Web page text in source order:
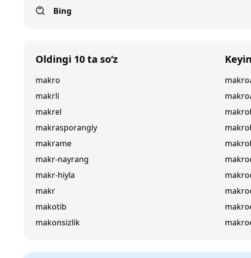
Bing
Oldingi 10 ta so‘z
makro
makrli
makrel
makrasporangiy
makrame
makr-nayrang
makr-hiyla
makr
makotib
makonsizlik